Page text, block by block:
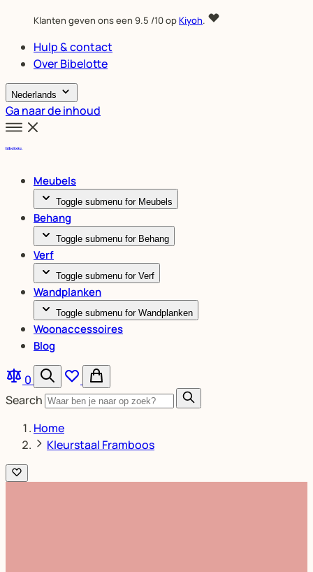
Klanten geven ons een 9.5 /10 opKiyoh.
Hulp & contact
Over Bibelotte
Nederlands
Ga naar de inhoud
Meubels
Toggle submenu for Meubels
Behang
Toggle submenu for Behang
Verf
Toggle submenu for Verf
Wandplanken
Toggle submenu for Wandplanken
Woonaccessoires
Blog
0
Search
Home
Kleurstaal Framboos